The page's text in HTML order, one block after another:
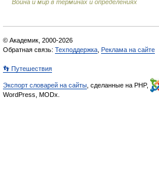
Война и мир в терминах и определениях
© Академик, 2000-2026
Обратная связь: Техподдержка Реклама на сайте
👣 Путешествия
Экспорт словарей на сайты , сделанные на PHP,
WordPress, MODx.